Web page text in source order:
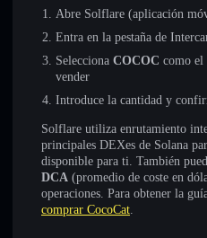
Abre Solflare (aplicación
Entra en la pestaña de
Selecciona COCOC como el
vender
Introduce la cantidad y
Solflare utiliza enrutamiento
principales DEXes de Solana
disponible para ti. También
DCA (promedio de coste en
operaciones. Para obtener la
comprar CocoCat.